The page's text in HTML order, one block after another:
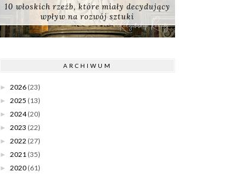
10 włoskich rzeźb, które miały decydujący
wpływ na rozwój sztuki
ARCHIWUM
► 2026 (23)
► 2025 (13)
► 2024 (20)
► 2023 (22)
► 2022 (27)
► 2021 (35)
► 2020 (61)